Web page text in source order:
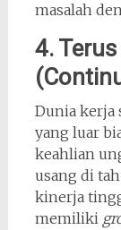
masalah
4.
Dunia kerja
yang luar
keahlian
usang di
kinerja
memiliki